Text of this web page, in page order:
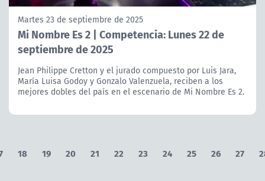
Martes 23 de septiembre de 2025
Mi Nombre Es 2 | Competencia: Lunes 22 de
septiembre de 2025
Jean Philippe Cretton y el jurado compuesto por Luis Jara,
María Luisa Godoy y Gonzalo Valenzuela, reciben a los
mejores dobles del país en el escenario de Mi Nombre Es 2.
18 19 20 21 22 23 24 25 26 27